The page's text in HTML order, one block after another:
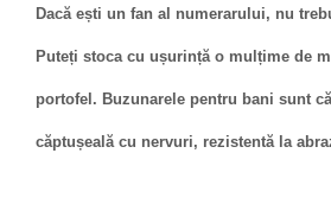
Dacă ești un fan al numerarului, nu
Puteți stoca cu ușurință o mulțime de
portofel. Buzunarele pentru bani sunt
căptușeală cu nervuri, rezistentă la